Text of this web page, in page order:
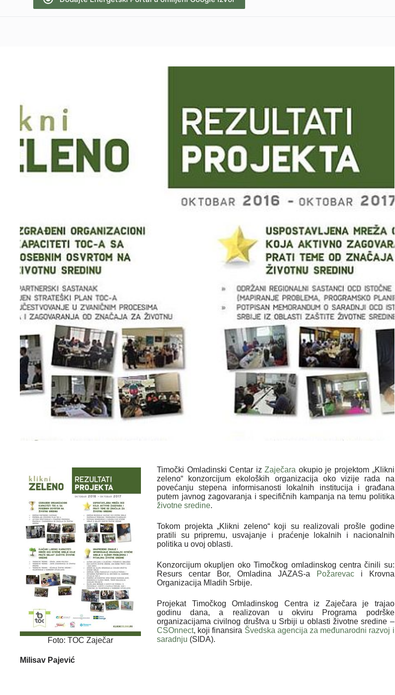
Foto: TOC Zaječar
Timočki Omladinski Centar izZaječara okupio je projektom „Klikni
zeleno“ konzorcijum ekoloških organizacija oko vizije rada na
povećanju stepena informisanosti lokalnih institucija i građana
putem javnog zagovaranja i specifičnih kampanja na temu politika
životne sredine.
Tokom projekta „Klikni zeleno“ koji su realizovali prošle godine
pratili su pripremu, usvajanje i praćenje lokalnih i nacionalnih
politika u ovoj oblasti.
Konzorcijum okupljen oko Timočkog omladinskog centra činili su:
Resurs centar Bor, Omladina JAZAS-a
Požarevaci Krovna
Organizacija Mladih Srbije.
Projekat Timočkog Omladinskog Centra iz Zaječara je trajao
godinu dana, a realizovan u okviru Programa podrške
organizacijama civilnog društva u Srbiji u oblasti životne sredine –
CSOnnect, koji finansira Švedska agencija za međunarodni razvoj i
saradnju (SIDA).
Milisav Pajević